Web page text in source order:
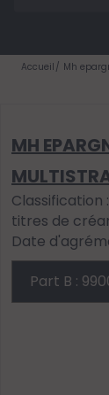
Accueil Mh
MH
Classification
titres de
Date